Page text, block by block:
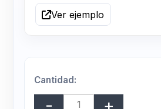
Ver ejemplo
Cantidad: